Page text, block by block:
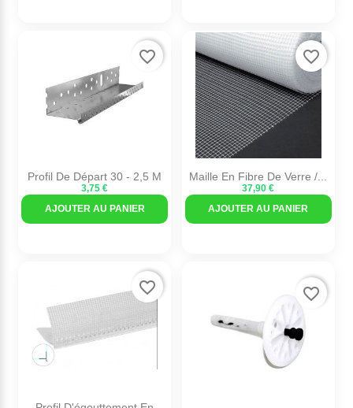
Profil De Départ 30 - 2,5 M
3,75 €
AJOUTER AU PANIER
favorite_border
Maille En Fibre De Verre /...
37,90 €
AJOUTER AU PANIER
favorite_border
favorite_border favorite_border